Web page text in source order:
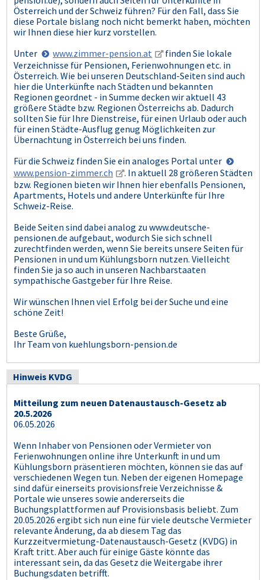
Österreich und der Schweiz führen? Für den Fall, dass Sie
diese Portale bislang noch nicht bemerkt haben, möchten
wir Ihnen diese hier kurz vorstellen.
Unter
www.zimmer-pension.at
finden Sie lokale
Verzeichnisse für Pensionen, Ferienwohnungen etc. in
Österreich. Wie bei unseren Deutschland-Seiten sind auch
hier die Unterkünfte nach Städten und bekannten
Regionen geordnet - in Summe decken wir aktuell 43
größere Städte bzw. Regionen Österreichs ab. Dadurch
sollten Sie für Ihre Dienstreise, für einen Urlaub oder auch
für einen Städte-Ausflug genug Möglichkeiten zur
Übernachtung in Österreich bei uns finden.
Für die Schweiz finden Sie ein analoges Portal unter
www.pension-zimmer.ch
. In aktuell 28 größeren Städten
bzw. Regionen bieten wir Ihnen hier ebenfalls Pensionen,
Apartments, Hotels und andere Unterkünfte für Ihre
Schweiz-Reise.
Beide Seiten sind dabei analog zu www.deutsche-
pensionen.de aufgebaut, wodurch Sie sich schnell
zurechtfinden werden, wenn Sie bereits unsere Seiten für
Pensionen in und um Kühlungsborn nutzen. Vielleicht
finden Sie ja so auch in unseren Nachbarstaaten
sympathische Gastgeber für Ihre Reise.
Wir wünschen Ihnen viel Erfolg bei der Suche und eine
schöne Zeit!
Beste Grüße,
Ihr Team von kuehlungsborn-pension.de
Hinweis KVDG
Mitteilung zum neuen Datenaustausch-Gesetz ab
20.5.2026
06.05.2026
Wenn Inhaber von Pensionen oder Vermieter von
Ferienwohnungen online ihre Unterkunft in und um
Kühlungsborn präsentieren möchten, können sie das auf
verschiedenen Wegen tun. Neben der eigenen Homepage
sind dafür einerseits provisionsfreie Verzeichnisse &
Portale wie unseres sowie andererseits die
Buchungsplattformen auf Provisionsbasis beliebt. Zum
20.05.2026 ergibt sich nun eine für viele deutsche Vermieter
relevante Änderung, da ab diesem Tag das
Kurzzeitvermietung-Datenaustausch-Gesetz (KVDG) in
Kraft tritt. Aber auch für einige Gäste könnte das
interessant sein, da das Gesetz die Weitergabe ihrer
Buchungsdaten betrifft.